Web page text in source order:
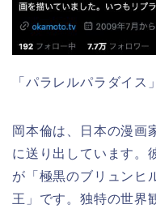
「パラレルパラダイス
岡本倫は、日本の漫画
に送り出しています。
が「極黒のブリュンヒ
王」です。独特の世界